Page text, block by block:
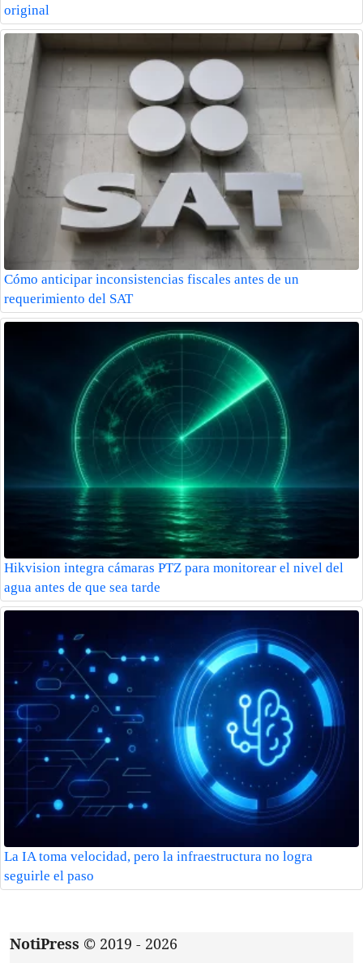
original
Cómo anticipar inconsistencias fiscales antes de un
requerimiento del SAT
Hikvision integra cámaras PTZ para monitorear el nivel del
agua antes de que sea tarde
La IA toma velocidad, pero la infraestructura no logra
seguirle el paso
NotiPress © 2019 - 2026